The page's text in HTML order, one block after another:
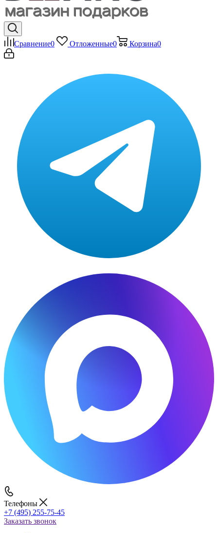
Сравнение0 Отложенные0 Корзина0
Телефоны
+7 (495) 255-75-45
Заказать звонок